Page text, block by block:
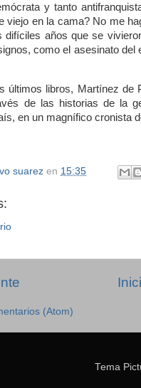
y tanto
viejo en la cama? No me
difíciles años que se
como el asesinato del
últimos libros, Martínez
de las historias de la
en un magnífico cronista
suarez en 15:35
(Atom)
Tema